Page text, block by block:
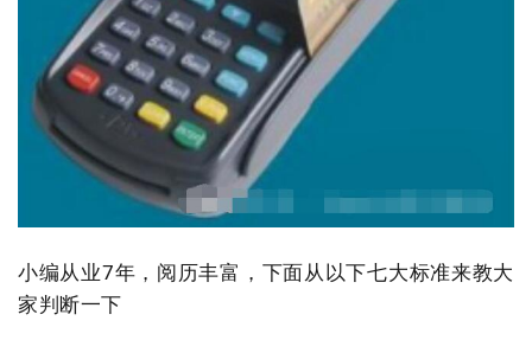
小编从业7年，阅历丰富，下面从以下七大标准来教大
家判断一下